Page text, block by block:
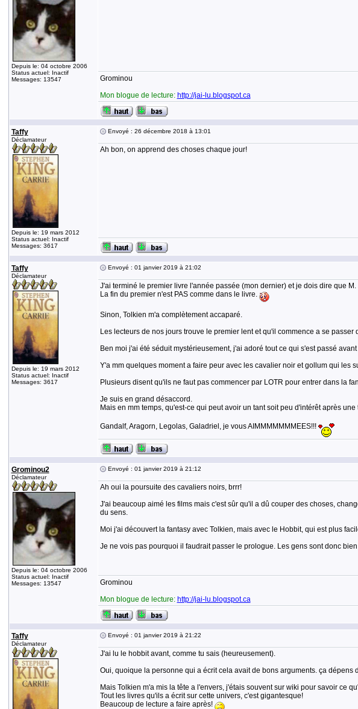
Depuis le: 04 octobre 2006
Status actuel: Inactif
Messages: 13547
Grominou
Mon blogue de lecture: http://jai-lu.blogspot.ca
Taffy
Déclamateur
Depuis le: 19 mars 2012
Status actuel: Inactif
Messages: 3617
Envoyé : 26 décembre 2018 à 13:01
Ah bon, on apprend des choses chaque jour!
Taffy
Déclamateur
Depuis le: 19 mars 2012
Status actuel: Inactif
Messages: 3617
Envoyé : 01 janvier 2019 à 21:02
J'ai terminé le premier livre l'année passée (mon dernier) et je dois dire que
La fin du premier n'est PAS comme dans le livre.
Sinon, Tolkien m'a complètement accaparé.
Les lecteurs de nos jours trouve le premier lent et qu'il commence a se passer
Ben moi j'ai été séduit mystérieusement, j'ai adoré tout ce qui s'est passé avant
Y'a mm quelques moment a faire peur avec les cavalier noir et gollum qui les
Plusieurs disent qu'ils ne faut pas commencer par LOTR pour entrer dans la
Je suis en grand désaccord.
Mais en mm temps, qu'est-ce qui peut avoir un tant soit peu d'intérêt après une
Gandalf, Aragorn, Legolas, Galadriel, je vous AIMMMMMMMEES!!!
Grominou2
Déclamateur
Depuis le: 04 octobre 2006
Status actuel: Inactif
Messages: 13547
Envoyé : 01 janvier 2019 à 21:12
Ah oui la poursuite des cavaliers noirs, brrr!
J'ai beaucoup aimé les films mais c'est sûr qu'il a dû couper des choses,
du sens.
Moi j'ai découvert la fantasy avec Tolkien, mais avec le Hobbit, qui est plus
Je ne vois pas pourquoi il faudrait passer le prologue. Les gens sont donc
Grominou
Mon blogue de lecture: http://jai-lu.blogspot.ca
Taffy
Déclamateur
Envoyé : 01 janvier 2019 à 21:22
J'ai lu le hobbit avant, comme tu sais (heureusement).
Oui, quoique la personne qui a écrit cela avait de bons arguments. ça dépens
Mais Tolkien m'a mis la tête a l'envers, j'étais souvent sur wiki pour savoir ce
Tout les livres qu'ils a écrit sur cette univers, c'est gigantesque!
Beaucoup de lecture a faire après!